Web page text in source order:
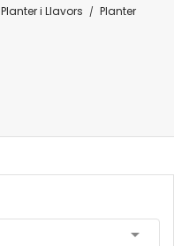
Planter i Llavors Planter
